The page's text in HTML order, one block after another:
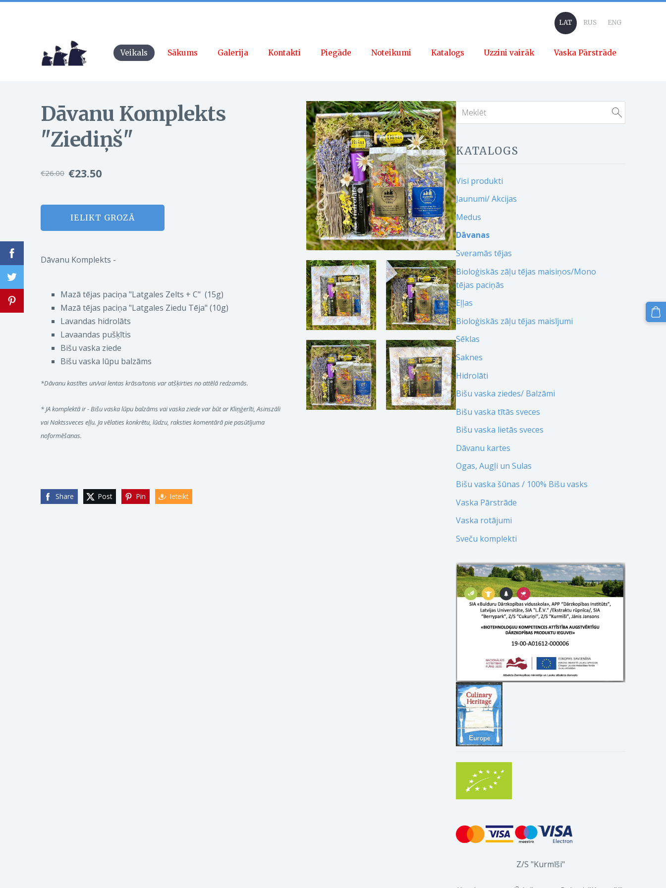
Veikals Sākums Galerija Kontakti Piegāde Noteikumi Katalogs Uzzini vairāk Vaska Pārstrāde
LAT RUS ENG
KATALOGS
Visi produkti
Jaunumi/ Akcijas
Medus
Dāvanas
Sveramās tējas
Bioloģiskās zāļu tējas maisiņos/Mono
tējas paciņās
Eļļas
Bioloģiskās zāļu tējas maisījumi
Sēklas
Saknes
Hidrolāti
Bišu vaska ziedes/ Balzāmi
Bišu vaska tītās sveces
Bišu vaska lietās sveces
Dāvanu kartes
Ogas, Augļi un Sulas
Bišu vaska šūnas / 100% Bišu vasks
Vaska Pārstrāde
Vaska rotājumi
Sveču komplekti
Z/S "Kurmīši"
Dāvanu Komplekts
"Ziediņš"
€26.00 €23.50
IELIKT GROZĀ
Dāvanu Komplekts -
Mazā tējas paciņa "Latgales Zelts + C" (15g)
Mazā tējas paciņa "Latgales Ziedu Tēja" (10g)
Lavandas hidrolāts
Lavaandas pušķītis
Bišu vaska ziede
Bišu vaska lūpu balzāms
*Dāvanu kastītes un/vai lentas krāsa/tonis var atšķirties no attēlā redzamās.
* JA komplektā ir - Bišu vaska lūpu balzāms vai vaska ziede var būt ar Kliņģerīti, Asinszāli
vai Naktssveces eļļu. Ja vēlaties konkrētu, lūdzu, raksties komentārā pie pasūtījuma
noformēšanas.
Share Post Pin Ieteikt